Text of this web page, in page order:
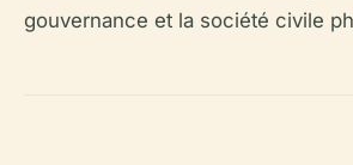
gouvernance et la société civile